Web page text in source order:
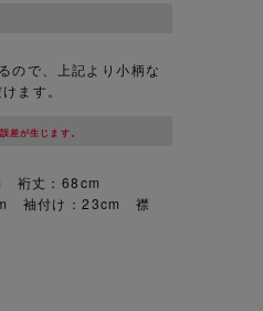
ので、上記より小柄な
ます。
差が生じます。
裄丈：68cm
袖付け：23cm 襟